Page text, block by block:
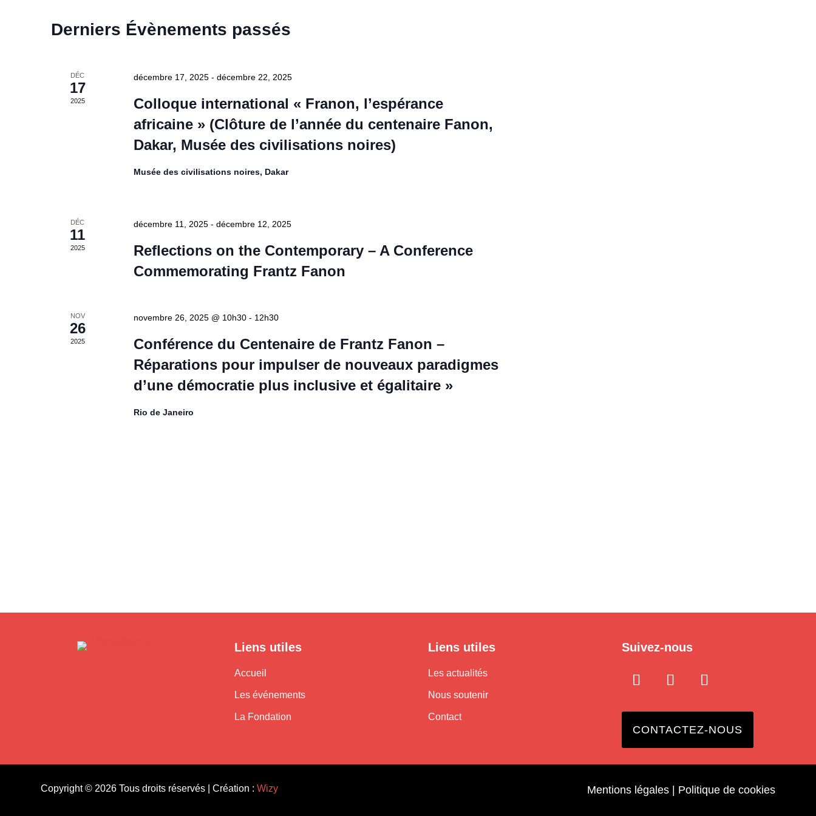
Derniers Évènements passés
DÉC
17
2025
décembre 17, 2025- décembre 22, 2025
Colloque international « Franon, l’espérance
africaine » (Clôture de l’année du centenaire Fanon,
Dakar, Musée des civilisations noires)
Musée des civilisations noires, Dakar
DÉC
11
2025
décembre 11, 2025- décembre 12, 2025
Reflections on the Contemporary – A Conference
Commemorating Frantz Fanon
NOV
26
2025
novembre 26, 2025 @ 10h30- 12h30
Conférence du Centenaire de Frantz Fanon –
Réparations pour impulser de nouveaux paradigmes
d’une démocratie plus inclusive et égalitaire »
Rio de Janeiro
Liens utiles
Accueil
Les événements
La Fondation
Liens utiles
Les actualités
Nous soutenir
Contact
Suivez-nous
CONTACTEZ-NOUS
Copyright © 2026 Tous droits réservés | Création :Wizy Mentions légales| Politique de cookies